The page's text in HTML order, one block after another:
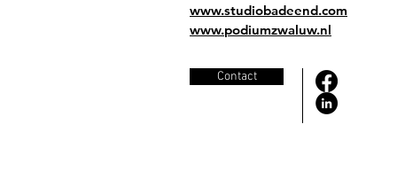
www.studiobadeend.com
www.podiumzwaluw.nl
Contact